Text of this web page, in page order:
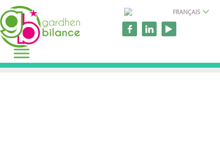
FRANÇAIS